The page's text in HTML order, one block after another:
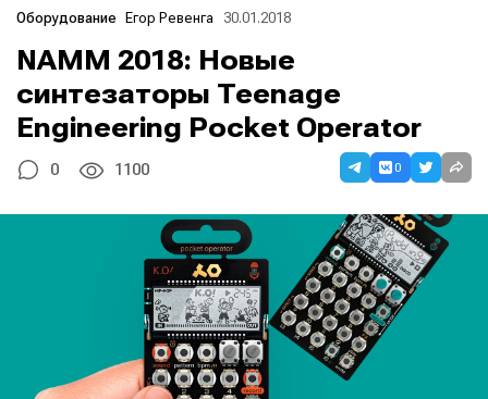
Оборудование Егор Ревенга 30.01.2018
NAMM 2018: Новые
синтезаторы Teenage
Engineering Pocket Operator
0 1100 0